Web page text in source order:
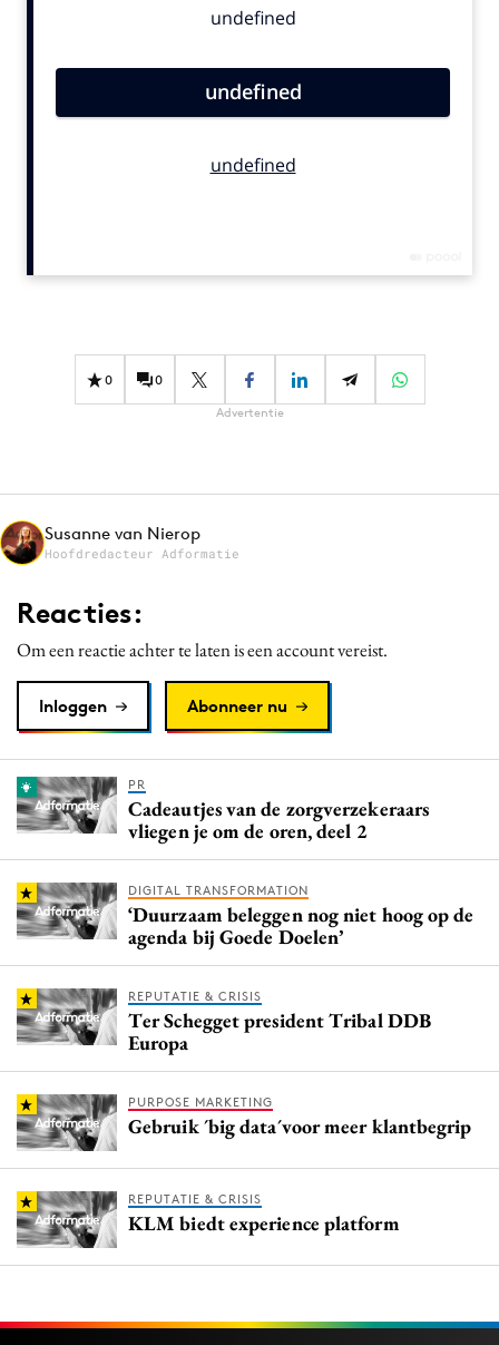
Contentmarketing
Effectiviteit
Gedragsverandering
Martech
Media
Merkstrategie
Programmatic
Purpose Marketing
Reputatie & crisis
0 0
Advertentie
Susanne van Nierop
Hoofdredacteur Adformatie
Reacties:
Om een reactie achter te laten is een account vereist.
Inloggen Abonneer nu
PR
Cadeautjes van de zorgverzekeraars
vliegen je om de oren, deel 2
DIGITAL TRANSFORMATION
‘Duurzaam beleggen nog niet hoog op de
agenda bij Goede Doelen’
REPUTATIE & CRISIS
Ter Schegget president Tribal DDB
Europa
PURPOSE MARKETING
Gebruik ´big data´voor meer klantbegrip
REPUTATIE & CRISIS
KLM biedt experience platform